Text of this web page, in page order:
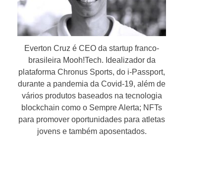
Everton Cruz é CEO da startup franco-
brasileira Mooh!Tech. Idealizador da
plataforma Chronus Sports, do i-Passport,
durante a pandemia da Covid-19, além de
vários produtos baseados na tecnologia
blockchain como o Sempre Alerta; NFTs
para promover oportunidades para atletas
jovens e também aposentados.